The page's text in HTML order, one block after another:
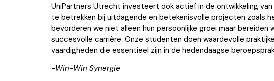
UniPartners Utrecht investeert ook actief in de ontwikkeling
te betrekken bij uitdagende en betekenisvolle projecten zoals
bevorderen we niet alleen hun persoonlijke groei maar bereiden
succesvolle carrière. Onze studenten doen waardevolle
vaardigheden die essentieel zijn in de hedendaagse
-Win-Win Synergie